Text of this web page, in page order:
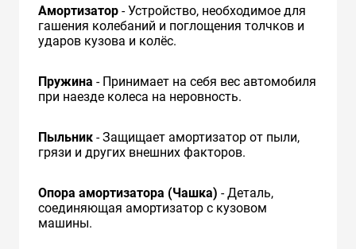
Амортизатор - Устройство, необходимое для
гашения колебаний и поглощения толчков и
ударов кузова и колёс.
Пружина - Принимает на себя вес автомобиля
при наезде колеса на неровность.
Пыльник - Защищает амортизатор от пыли,
грязи и других внешних факторов.
Опора амортизатора (Чашка) - Деталь,
соединяющая амортизатор с кузовом
машины.